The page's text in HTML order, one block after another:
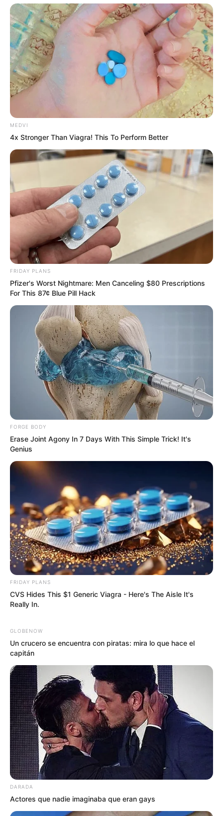
MÁS CONTENIDO COMO ESTE
TELENOVELAS
¿Cuándo estrena “Tierra de amor y coraje” en
las estrellas tras su llegada a ViX este 7 de
agosto?
TELENOVELAS
Valentina Buzzurro celebra su primer
protagónico en “Te esperaba” pero advierte:
“Quiero ser humilde y real”
TELENOVELAS
antes de Brandon Peniche, Emmanuel
Palomares y Emilio Osorio
TELENOVELAS